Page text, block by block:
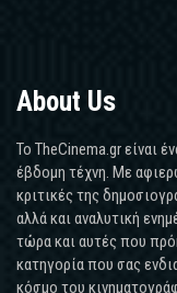
About Us
Το TheCinema.gr είναι
έβδομη τέχνη. Με
κριτικές της
αλλά και αναλυτική
τώρα και αυτές που
κατηγορία που σας
κόσμο του